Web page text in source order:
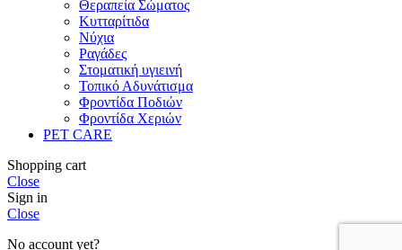
Θεραπεία Σώματος
Κυτταρίτιδα
Νύχια
Ραγάδες
Στοματική υγιεινή
Τοπικό Αδυνάτισμα
Φροντίδα Ποδιών
Φροντίδα Χεριών
PET CARE
Shopping cart
Close
Sign in
Close
No account yet?